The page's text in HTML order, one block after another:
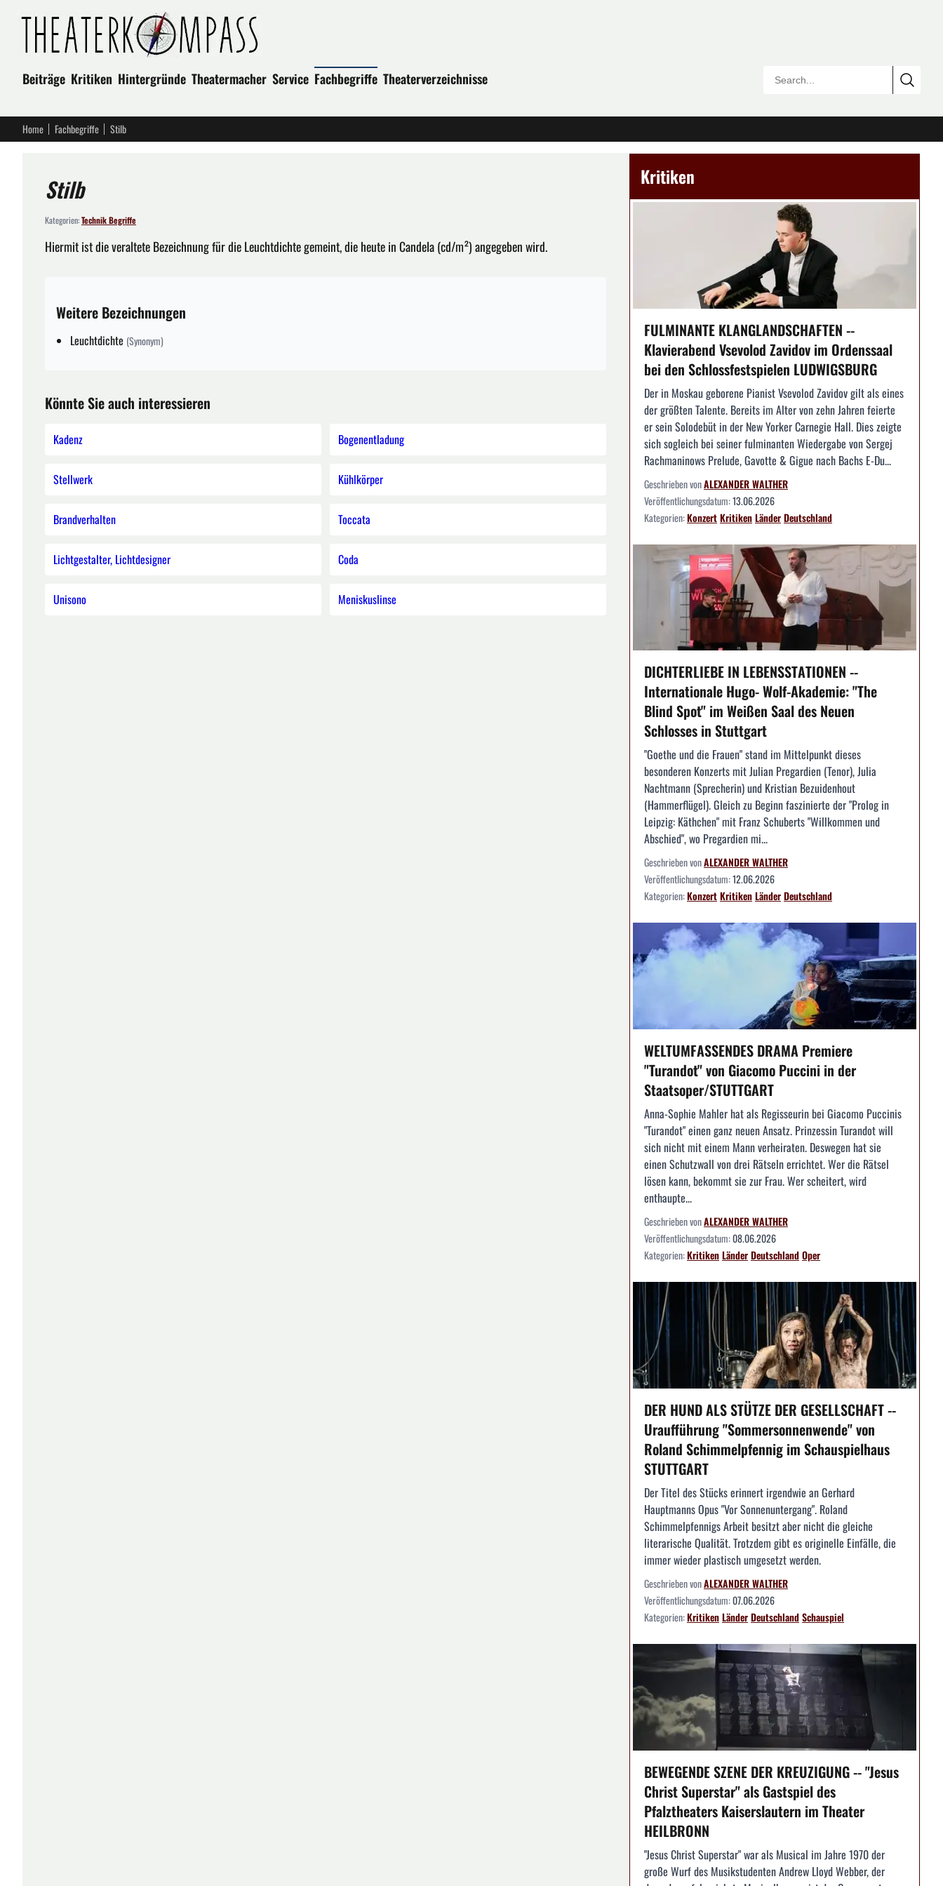
Beiträge Kritiken Hintergründe Theatermacher Service Fachbegriffe Theaterverzeichnisse
Home Fachbegriffe Stilb
Stilb
Kategorien:Technik Begriffe
Hiermit ist die veraltete Bezeichnung für die Leuchtdichte gemeint, die heute in Candela (cd/m²) angegeben wird.
Weitere Bezeichnungen
Leuchtdichte (Synonym)
Könnte Sie auch interessieren
Kadenz Bogenentladung
Stellwerk Kühlkörper
Brandverhalten Toccata
Lichtgestalter, Lichtdesigner Coda
Unisono Meniskuslinse
Kritiken
FULMINANTE KLANGLANDSCHAFTEN --
Klavierabend Vsevolod Zavidov im Ordenssaal
bei den Schlossfestspielen LUDWIGSBURG
Der in Moskau geborene Pianist Vsevolod Zavidov gilt als eines
der größten Talente. Bereits im Alter von zehn Jahren feierte
er sein Solodebüt in der New Yorker Carnegie Hall. Dies zeigte
sich sogleich bei seiner fulminanten Wiedergabe von Sergej
Rachmaninows Prelude, Gavotte & Gigue nach Bachs E-Du...
Geschrieben vonALEXANDER WALTHER
Veröffentlichungsdatum:13.06.2026
Kategorien:KonzertKritikenLänderDeutschland
DICHTERLIEBE IN LEBENSSTATIONEN --
Internationale Hugo- Wolf-Akademie: "The
Blind Spot" im Weißen Saal des Neuen
Schlosses in Stuttgart
"Goethe und die Frauen" stand im Mittelpunkt dieses
besonderen Konzerts mit Julian Pregardien (Tenor), Julia
Nachtmann (Sprecherin) und Kristian Bezuidenhout
(Hammerflügel). Gleich zu Beginn faszinierte der "Prolog in
Leipzig: Käthchen" mit Franz Schuberts "Willkommen und
Abschied", wo Pregardien mi...
Geschrieben vonALEXANDER WALTHER
Veröffentlichungsdatum:12.06.2026
Kategorien:KonzertKritikenLänderDeutschland
WELTUMFASSENDES DRAMA Premiere
"Turandot" von Giacomo Puccini in der
Staatsoper/STUTTGART
Anna-Sophie Mahler hat als Regisseurin bei Giacomo Puccinis
"Turandot" einen ganz neuen Ansatz. Prinzessin Turandot will
sich nicht mit einem Mann verheiraten. Deswegen hat sie
einen Schutzwall von drei Rätseln errichtet. Wer die Rätsel
lösen kann, bekommt sie zur Frau. Wer scheitert, wird
enthaupte...
Geschrieben vonALEXANDER WALTHER
Veröffentlichungsdatum:08.06.2026
Kategorien:KritikenLänderDeutschlandOper
DER HUND ALS STÜTZE DER GESELLSCHAFT --
Uraufführung "Sommersonnenwende" von
Roland Schimmelpfennig im Schauspielhaus
STUTTGART
Der Titel des Stücks erinnert irgendwie an Gerhard
Hauptmanns Opus "Vor Sonnenuntergang". Roland
Schimmelpfennigs Arbeit besitzt aber nicht die gleiche
literarische Qualität. Trotzdem gibt es originelle Einfälle, die
immer wieder plastisch umgesetzt werden.
Geschrieben vonALEXANDER WALTHER
Veröffentlichungsdatum:07.06.2026
Kategorien:KritikenLänderDeutschlandSchauspiel
BEWEGENDE SZENE DER KREUZIGUNG -- "Jesus
Christ Superstar" als Gastspiel des
Pfalztheaters Kaiserslautern im Theater
HEILBRONN
"Jesus Christ Superstar" war als Musical im Jahre 1970 der
große Wurf des Musikstudenten Andrew Lloyd Webber, der